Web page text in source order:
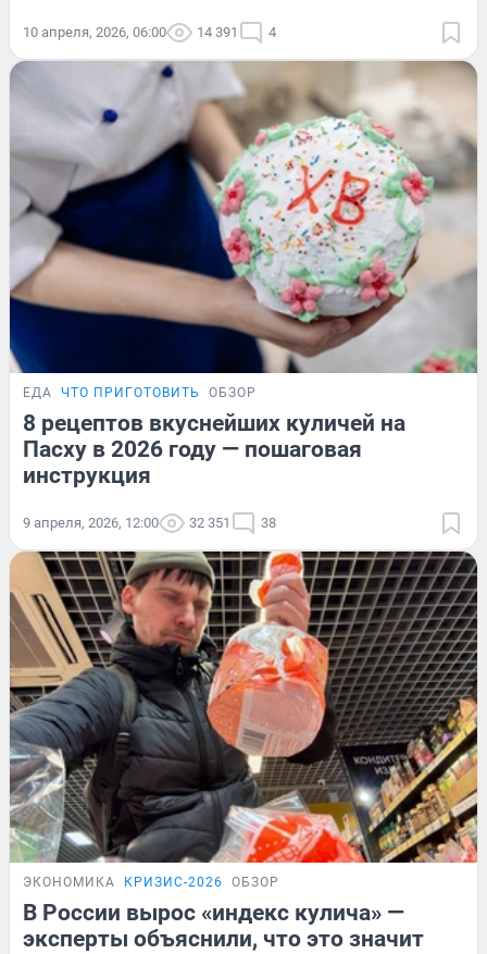
10 апреля, 2026, 06:00 14 391 4
ЕДА ЧТО ПРИГОТОВИТЬ ОБЗОР
8 рецептов вкуснейших куличей на
Пасху в 2026 году — пошаговая
инструкция
9 апреля, 2026, 12:00 32 351 38
ЭКОНОМИКА КРИЗИС-2026 ОБЗОР
В России вырос «индекс кулича» —
эксперты объяснили, что это значит